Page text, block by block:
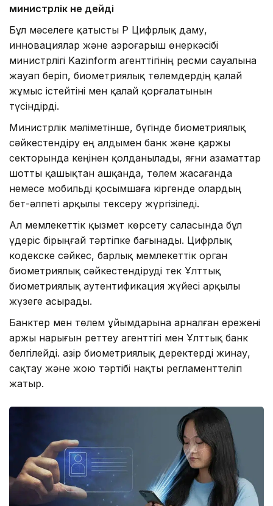
министрлік не дейді
Бұл мәселеге қатысты ҚР Цифрлық даму,
инновациялар және аэроғарыш өнеркәсібі
министрлігі Kazinform агенттігінің ресми сауалына
жауап беріп, биометриялық төлемдердің қалай
жұмыс істейтіні мен қалай қорғалатынын
түсіндірді.
Министрлік мәліметінше, бүгінде биометриялық
сәйкестендіру ең алдымен банк және қаржы
секторында кеңінен қолданылады, яғни азаматтар
шотты қашықтан ашқанда, төлем жасағанда
немесе мобильді қосымшаға кіргенде олардың
бет-әлпеті арқылы тексеру жүргізіледі.
Ал мемлекеттік қызмет көрсету саласында бұл
үдеріс бірыңғай тәртіпке бағынады. Цифрлық
кодекске сәйкес, барлық мемлекеттік орган
биометриялық сәйкестендіруді тек Ұлттық
биометриялық аутентификация жүйесі арқылы
жүзеге асырады.
Банктер мен төлем ұйымдарына арналған ережені
Қаржы нарығын реттеу агенттігі мен Ұлттық банк
белгілейді. Қазір биометриялық деректерді жинау,
сақтау және жою тәртібі нақты регламенттеліп
жатыр.